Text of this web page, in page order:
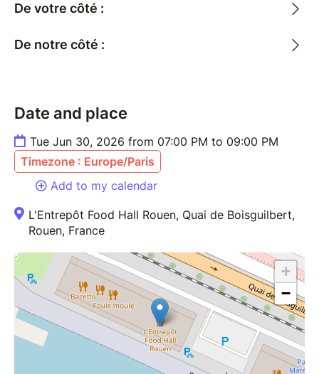
De votre côté :
De notre côté :
Date and place
Tue Jun 30, 2026 from 07:00 PM to 09:00 PM
Timezone : Europe/Paris
Add to my calendar
L'Entrepôt Food Hall Rouen, Quai de Boisguilbert,
Rouen, France
+
−